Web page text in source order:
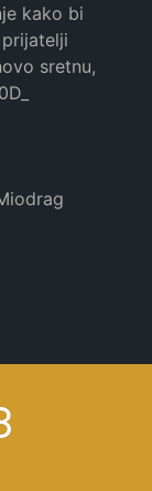
kako bi
sretnu,